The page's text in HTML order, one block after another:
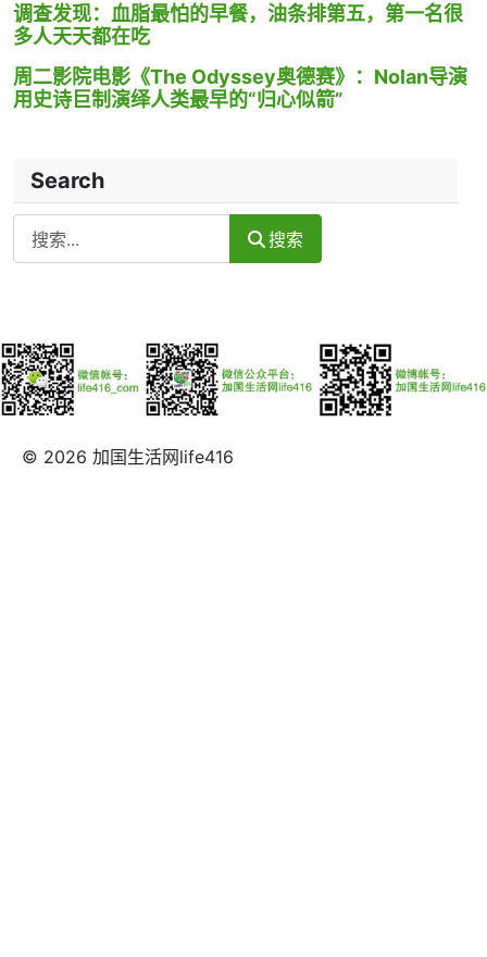
调查发现：血脂最怕的早餐，油条排第五，第一名很
多人天天都在吃
周二影院电影《The Odyssey奥德赛》：Nolan导演
用史诗巨制演绎人类最早的“归心似箭”
Search
Search
搜索
© 2026 加国生活网life416